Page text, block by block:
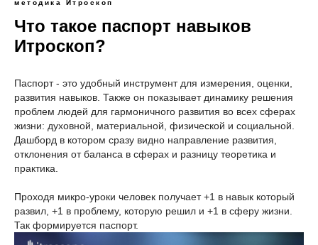
методика Итроскоп
Что такое паспорт навыков
Итроскоп?
Паспорт - это удобный инструмент для измерения, оценки,
развития навыков. Также он показывает динамику решения
проблем людей для гармоничного развития во всех сферах
жизни: духовной, материальной, физической и социальной.
Дашборд в котором сразу видно направление развития,
отклонения от баланса в сферах и разницу теоретика и
практика.
Проходя микро-уроки человек получает +1 в навык который
развил, +1 в проблему, которую решил и +1 в сферу жизни.
Так формируется паспорт.